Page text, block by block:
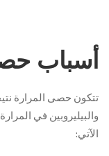
أسباب
تتكون حصى المرارة
والبيليروبين في
الآتي: